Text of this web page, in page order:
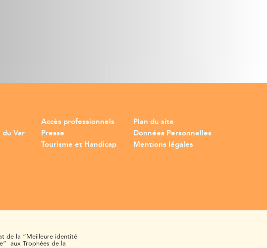
Var
Accès professionnels
Presse
Tourisme et Handicap
Plan du site
Données Personnelles
Mentions légales
de la “Meilleure identité
aux Trophées de la